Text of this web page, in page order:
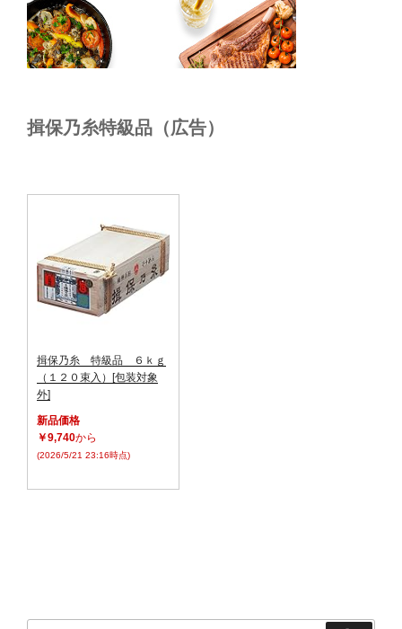
揖保乃糸特級品（広告）
揖保乃糸 特級品 ６ｋｇ
（１２０束入）[包装対象
外]
新品価格
￥9,740から
(2026/5/21 23:16時点)